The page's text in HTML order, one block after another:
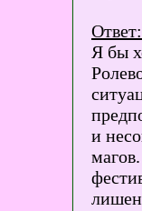
Ответ:
Я бы
и
лишен